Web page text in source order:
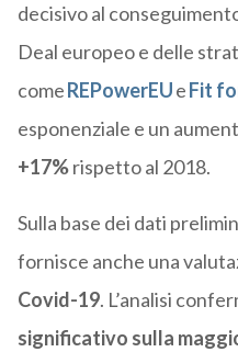
decisivo al
Deal europeo e delle
comeREPowerEUeFit
esponenziale e un
+17%rispetto al 2018.
Sulla base dei dati
fornisce anche una
Covid-19. L’analisi
significativo sulla